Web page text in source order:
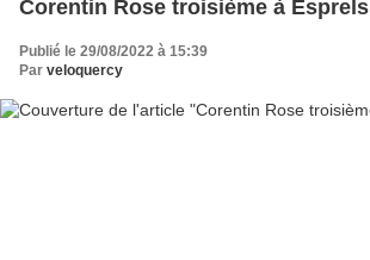
Corentin Rose troisième à Esprels
Publié le 29/08/2022 à 15:39
Par veloquercy